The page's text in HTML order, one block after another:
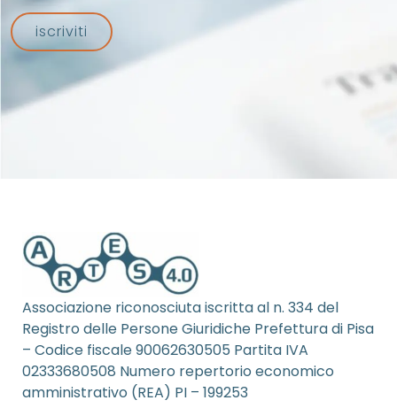
iscriviti
Associazione riconosciuta iscritta al n. 334 del
Registro delle Persone Giuridiche Prefettura di Pisa
– Codice fiscale 90062630505 Partita IVA
02333680508 Numero repertorio economico
amministrativo (REA) PI – 199253